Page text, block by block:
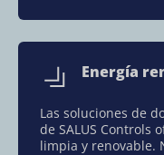
Energía
Las soluciones de
de SALUS Controls
limpia y renovable.